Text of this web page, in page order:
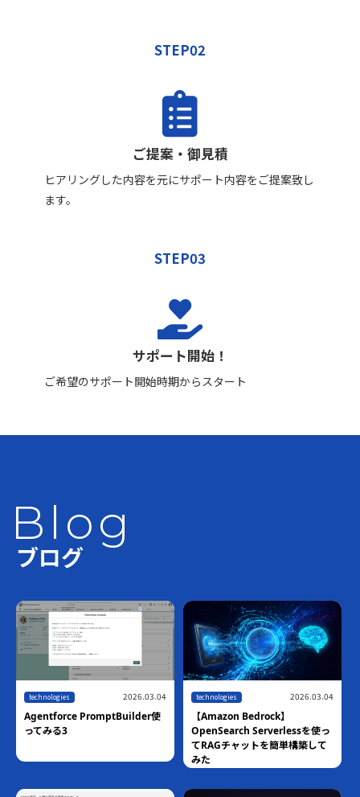
STEP02
ご提案・御見積
ヒアリングした内容を元にサポート内容をご提案致し
ます。
STEP03
サポート開始！
ご希望のサポート開始時期からスタート
Blog
ブログ
technologies 2026.07.10
【ハンズオン】Amazon
Bedrock AgentCore Harness ×
作るマネージドRAGエージェン
technologies
世界最速！！AWS Blocks技術検
証